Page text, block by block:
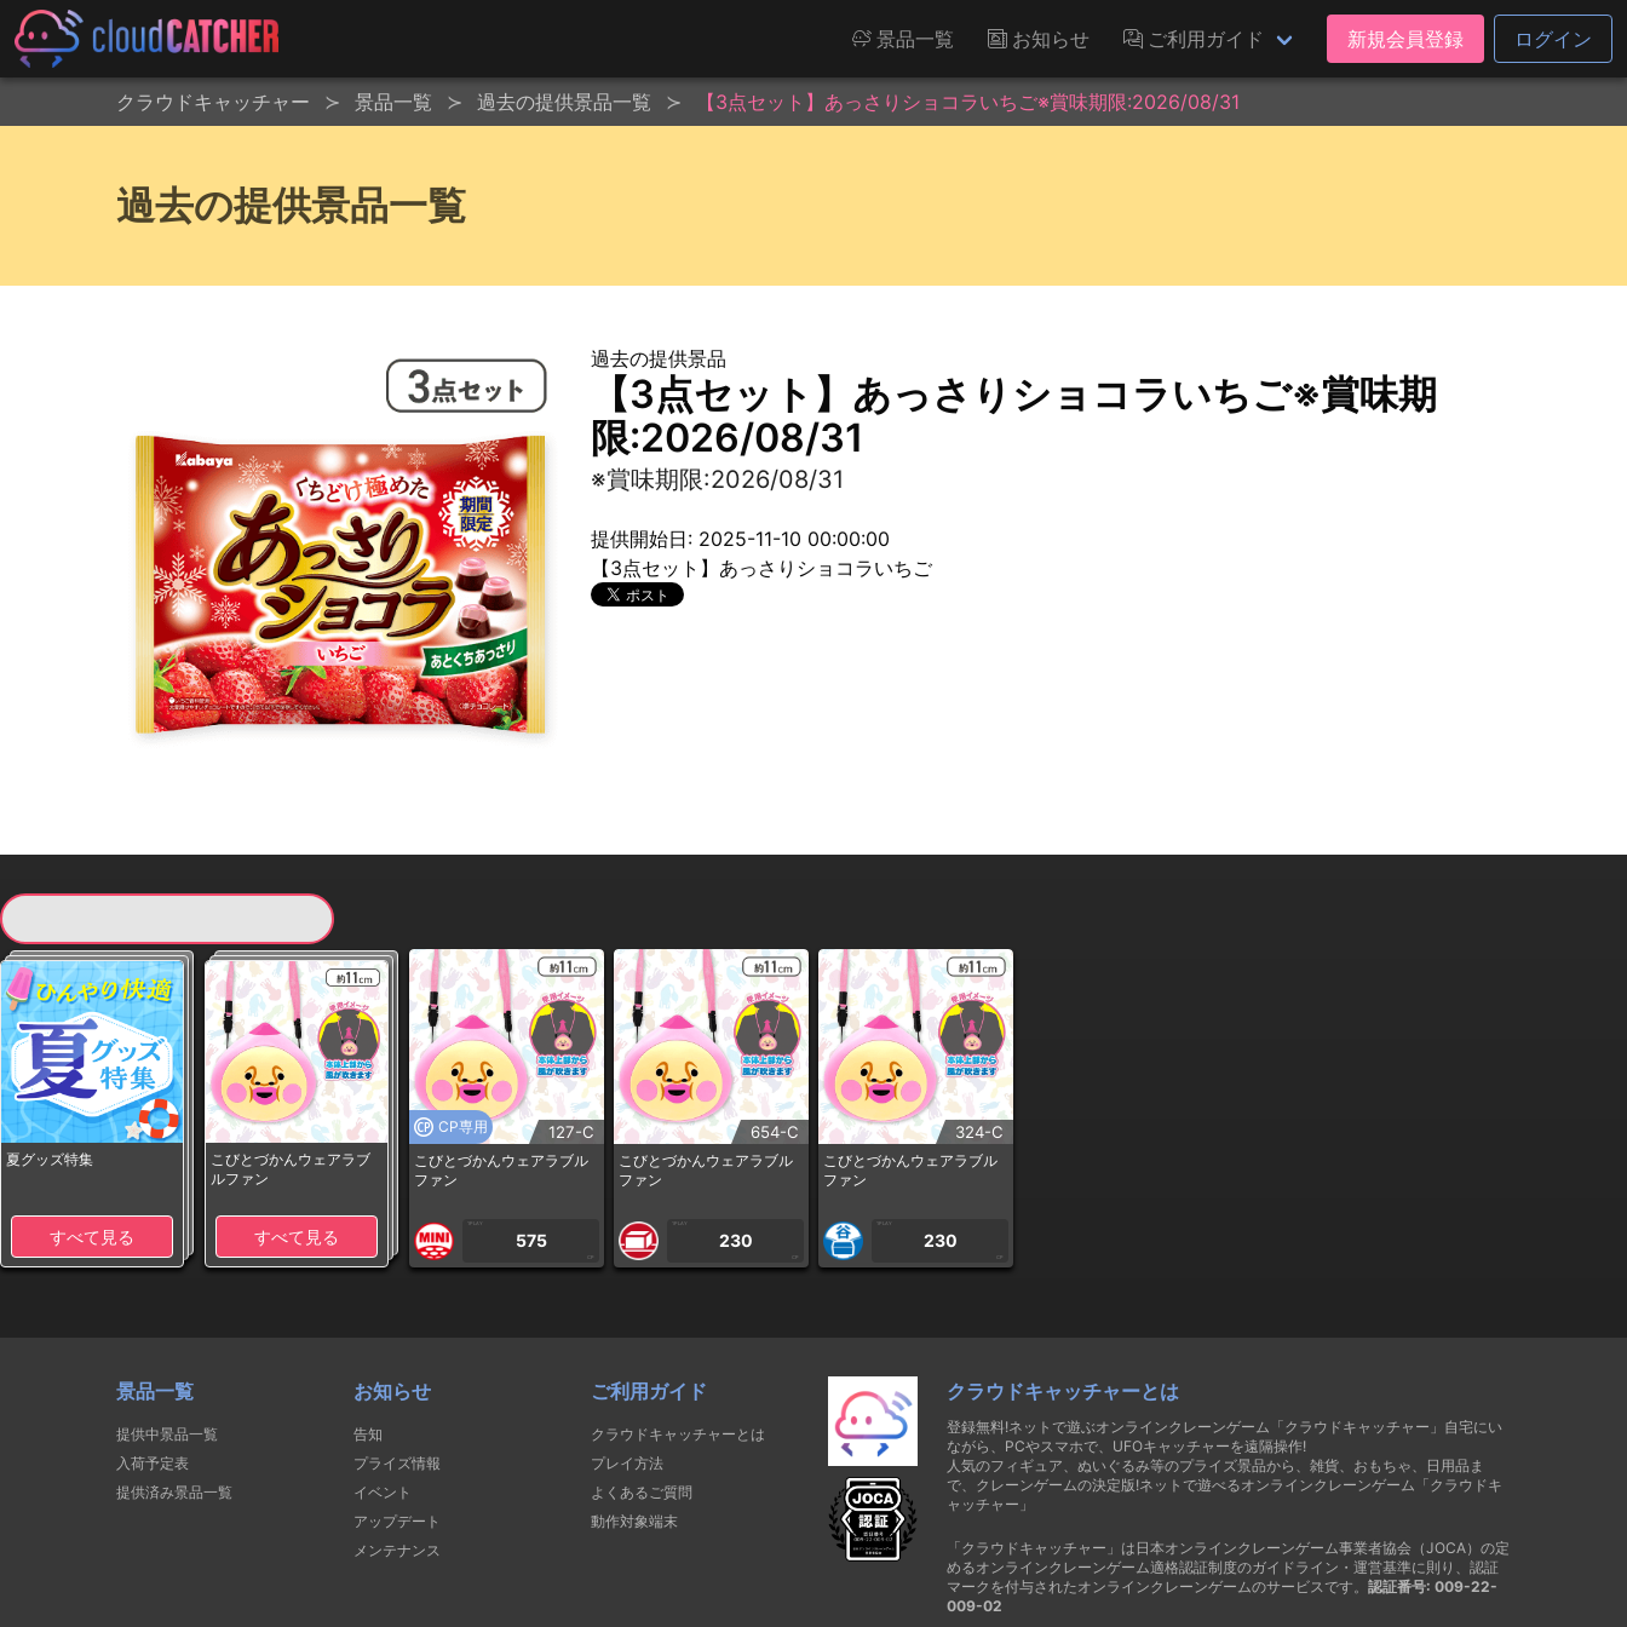
景品一覧 お知らせ ご利用ガイド 新規会員登録 ログイン
クラウドキャッチャー 景品一覧 過去の提供景品一覧 【3点セット】あっさりショコラいちご※賞味期限:2026/08/31
過去の提供景品一覧
過去の提供景品
【3点セット】あっさりショコラいちご※賞味期
限:2026/08/31
※賞味期限:2026/08/31
提供開始日: 2025-11-10 00:00:00
【3点セット】あっさりショコラいちご
夏グッズ特集
すべて見る
こびとづかんウェアラブ
ルファン
すべて見る
CP専用 127-C
こびとづかんウェアラブル
ファン
1PLAY
575
CP
654-C
こびとづかんウェアラブル
ファン
1PLAY
230
CP
324-C
こびとづかんウェアラブル
ファン
1PLAY
230
CP
景品一覧
提供中景品一覧
入荷予定表
提供済み景品一覧
お知らせ
告知
プライズ情報
イベント
アップデート
メンテナンス
ご利用ガイド
クラウドキャッチャーとは
プレイ方法
よくあるご質問
動作対象端末
クラウドキャッチャーとは
登録無料!ネットで遊ぶオンラインクレーンゲーム「クラウドキャッチャー」自宅にい
ながら、PCやスマホで、UFOキャッチャーを遠隔操作!
人気のフィギュア、ぬいぐるみ等のプライズ景品から、雑貨、おもちゃ、日用品ま
で、クレーンゲームの決定版!ネットで遊べるオンラインクレーンゲーム「クラウドキ
ャッチャー」
「クラウドキャッチャー」は日本オンラインクレーンゲーム事業者協会（JOCA）の定
めるオンラインクレーンゲーム適格認証制度のガイドライン・運営基準に則り、認証
マークを付与されたオンラインクレーンゲームのサービスです。 認証番号: 009-22-
009-02